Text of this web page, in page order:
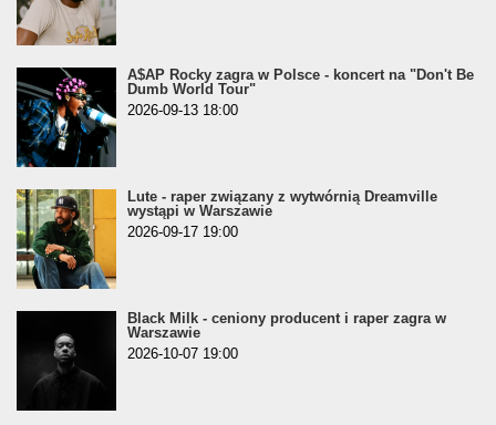
A$AP Rocky zagra w Polsce - koncert na "Don't Be
Dumb World Tour"
2026-09-13 18:00
Lute - raper związany z wytwórnią Dreamville
wystąpi w Warszawie
2026-09-17 19:00
Black Milk - ceniony producent i raper zagra w
Warszawie
2026-10-07 19:00